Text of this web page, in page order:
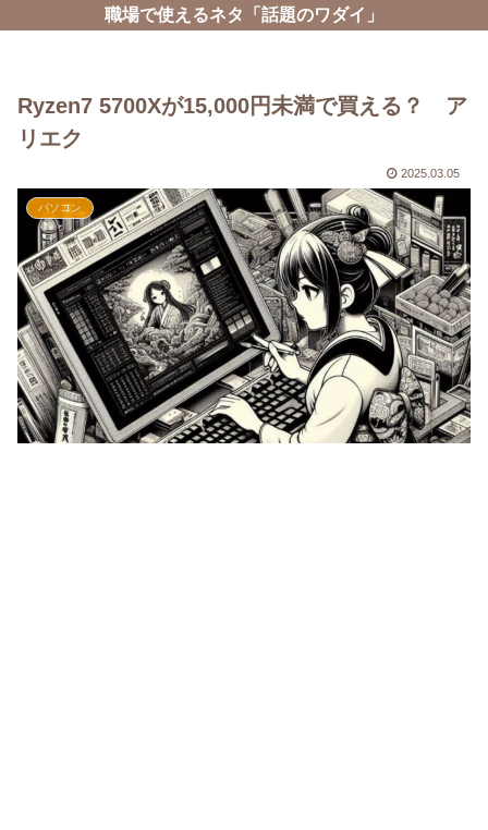
職場で使えるネタ「話題のワダイ」
Ryzen7 5700Xが15,000円未満で買える？ ア
リエク
2025.03.05
パソコン